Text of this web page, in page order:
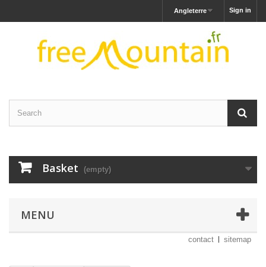
Sign in
Angleterre
Basket (empty)
MENU
contact sitemap